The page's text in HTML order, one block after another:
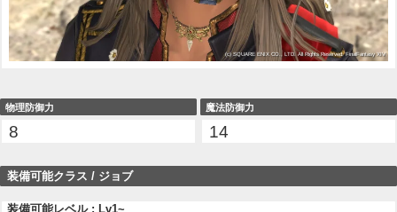
物理防御力
8
魔法防御力
14
装備可能クラス / ジョブ
装備可能レベル : Lv1~